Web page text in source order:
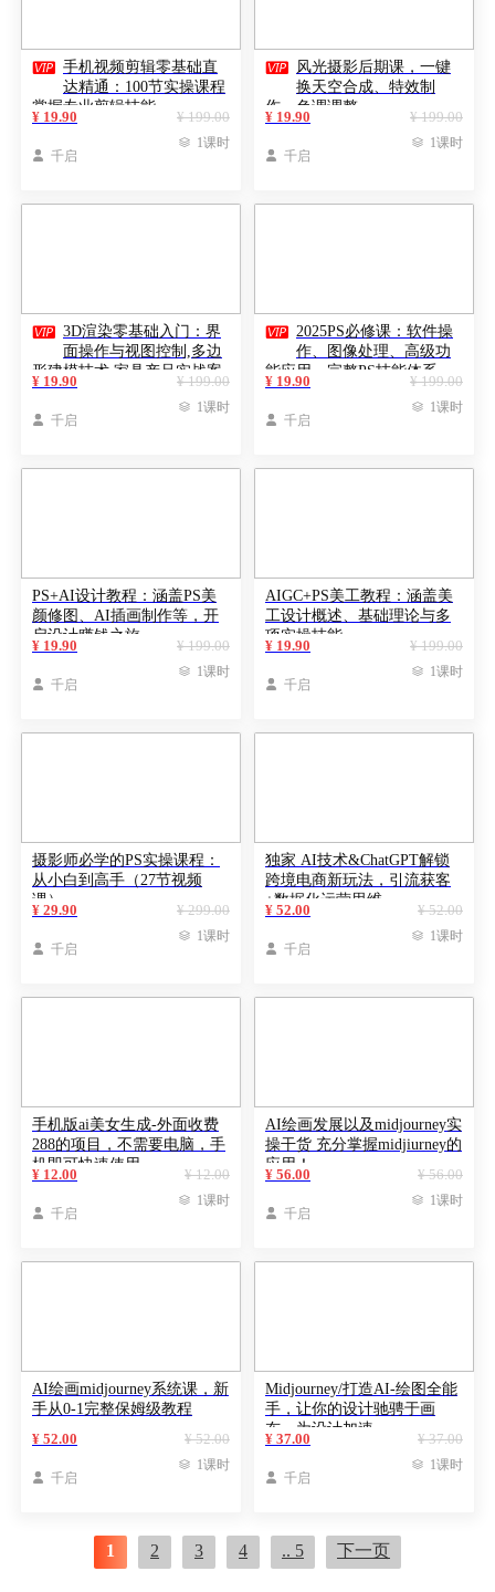
 手机视频剪辑零基础直
达精通：100节实操课程
掌握专业剪辑技能
¥ 199.00
¥ 19.90
 千启
 1课时
 风光摄影后期课，一键
换天空合成、特效制
作、色调调整
¥ 199.00
¥ 19.90
 千启
 1课时
 3D渲染零基础入门：界
面操作与视图控制,多边
形建模技术,家具产品实战案
例
¥ 199.00
¥ 19.90
 千启
 1课时
 2025PS必修课：软件操
作、图像处理、高级功
能应用，完整PS技能体系
(100节)
¥ 199.00
¥ 19.90
 千启
 1课时
PS+AI设计教程：涵盖PS美
颜修图、AI插画制作等，开
启设计赚钱之旅
¥ 199.00
¥ 19.90
 千启
 1课时
AIGC+PS美工教程：涵盖美
工设计概述、基础理论与多
项实操技能
¥ 199.00
¥ 19.90
 千启
 1课时
摄影师必学的PS实操课程：
从小白到高手（27节视频
课）
¥ 299.00
¥ 29.90
 千启
 1课时
独家 AI技术&ChatGPT解锁
跨境电商新玩法，引流获客
+数据化运营思维
¥ 52.00
¥ 52.00
 千启
 1课时
手机版ai美女生成-外面收费
288的项目，不需要电脑，手
机即可快速使用
¥ 12.00
¥ 12.00
 千启
 1课时
AI绘画发展以及midjourney实
操干货 充分掌握midjiurney的
应用！
¥ 56.00
¥ 56.00
 千启
 1课时
AI绘画midjourney系统课，新
手从0-1完整保姆级教程
¥ 52.00
¥ 52.00
 千启
 1课时
Midjourney/打造AI-绘图全能
手，让你的设计驰骋于画
布，为设计加速
¥ 37.00
¥ 37.00
 千启
 1课时
1 2 3 4 .. 5 下一页